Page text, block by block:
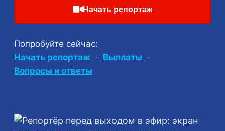
Начать репортаж
Попробуйте сейчас:
Начать репортаж · Выплаты ·
Вопросы и ответы